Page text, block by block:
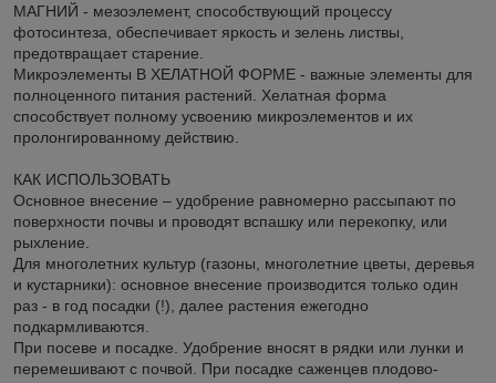
МАГНИЙ - мезоэлемент, способствующий процессу
фотосинтеза, обеспечивает яркость и зелень листвы,
предотвращает старение.
Микроэлементы В ХЕЛАТНОЙ ФОРМЕ - важные элементы для
полноценного питания растений. Хелатная форма
способствует полному усвоению микроэлементов и их
пролонгированному действию.
КАК ИСПОЛЬЗОВАТЬ
Основное внесение – удобрение равномерно рассыпают по
поверхности почвы и проводят вспашку или перекопку, или
рыхление.
Для многолетних культур (газоны, многолетние цветы, деревья
и кустарники): основное внесение производится только один
раз - в год посадки (!), далее растения ежегодно
подкармливаются.
При посеве и посадке. Удобрение вносят в рядки или лунки и
перемешивают с почвой. При посадке саженцев плодово-